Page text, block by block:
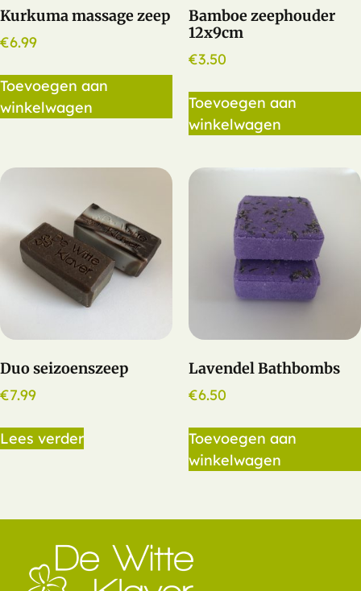
Kurkuma massage zeep
€6.99
Toevoegen aan
winkelwagen
Bamboe zeephouder
12x9cm
€3.50
Toevoegen aan
winkelwagen
Duo seizoenszeep
€7.99
Lees verder
Lavendel Bathbombs
€6.50
Toevoegen aan
winkelwagen